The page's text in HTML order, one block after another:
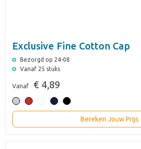
Exclusive Fine Cotton Cap
Bezorgd op 24-08
Vanaf 25 stuks
Vanaf € 4,89
Bereken Jouw Prijs